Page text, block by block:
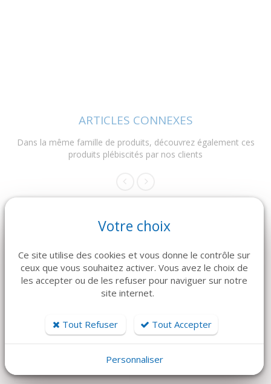
ARTICLES CONNEXES
Dans la même famille de produits, découvrez également ces
produits plébiscités par nos clients
DÉTAILS
19MM Triangulaire -
75CM
282 €
DÉTAILS
ultrasons
Votre choix
Ce site utilise des cookies et vous donne le contrôle sur
ceux que vous souhaitez activer. Vous avez le choix de
les accepter ou de les refuser pour naviguer sur notre
site internet.
Tout Refuser Tout Accepter
Personnaliser